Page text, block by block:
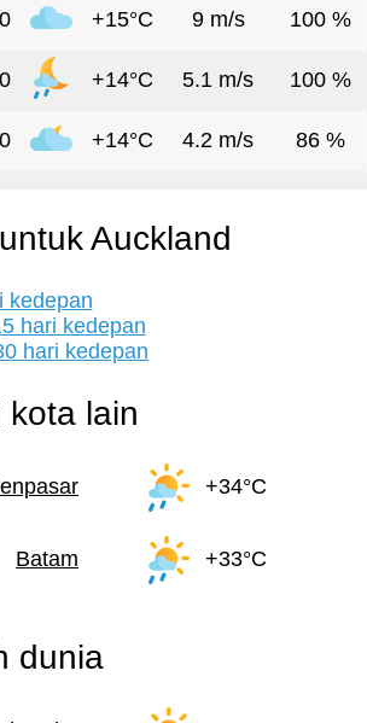
+15°C 9 m/s 100 %
+14°C 5.1 m/s 100 %
+14°C 4.2 m/s 86 %
Auckland
kedepan
hari kedepan
hari kedepan
kota lain
+34°C
Batam +33°C
dunia